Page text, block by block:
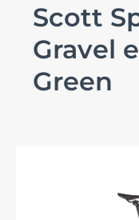
Scott
Gravel
Green